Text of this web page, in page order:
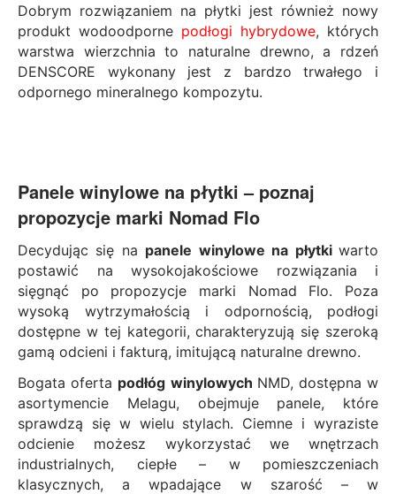
Dobrym rozwiązaniem na płytki jest również nowy
produkt wodoodporne podłogi hybrydowe, których
warstwa wierzchnia to naturalne drewno, a rdzeń
DENSCORE wykonany jest z bardzo trwałego i
odpornego mineralnego kompozytu.
Panele winylowe na płytki – poznaj
propozycje marki Nomad Flo
Decydując się na panele winylowe na płytkiwarto
postawić na wysokojakościowe rozwiązania i
sięgnąć po propozycje marki Nomad Flo. Poza
wysoką wytrzymałością i odpornością, podłogi
dostępne w tej kategorii, charakteryzują się szeroką
gamą odcieni i fakturą, imitującą naturalne drewno.
Bogata oferta podłóg winylowych NMD, dostępna w
asortymencie Melagu, obejmuje panele, które
sprawdzą się w wielu stylach. Ciemne i wyraziste
odcienie możesz wykorzystać we wnętrzach
industrialnych, ciepłe – w pomieszczeniach
klasycznych, a wpadające w szarość – w